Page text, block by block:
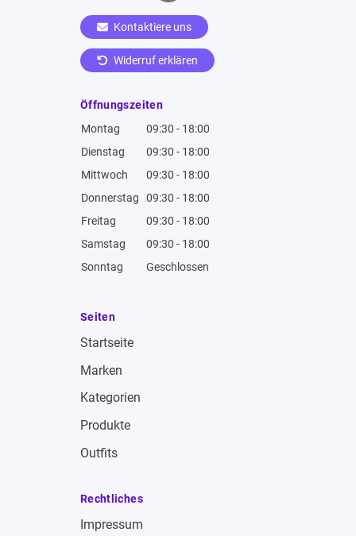
Kontaktiere uns
Widerruf erklären
Öffnungszeiten
Montag
09:30 - 18:00
Dienstag
09:30 - 18:00
Mittwoch
09:30 - 18:00
Donnerstag
09:30 - 18:00
Freitag
09:30 - 18:00
Samstag
09:30 - 18:00
Sonntag
Geschlossen
Seiten
Startseite
Marken
Kategorien
Produkte
Outfits
Rechtliches
Impressum